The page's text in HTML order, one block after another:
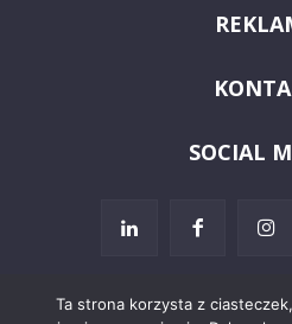
SOCIAL
Ta strona korzysta z